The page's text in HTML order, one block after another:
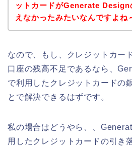
ットカードがGenerate Design
えなかったみたいなんですよね
なので、もし、クレジットカー
口座の残高不足であるなら、
で利用したクレジットカードの
とで解決できるはずです。
私の場合はどうやら、、
用したクレジットカードの引き